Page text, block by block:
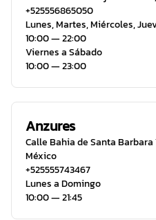
+525556865050
Lunes, Martes, Miércoles,
10:00 ― 22:00
Viernes a Sábado
10:00 ― 23:00
Anzures
Calle Bahia de Santa Barbara
México
+525555743467
Lunes a Domingo
10:00 ― 21:45